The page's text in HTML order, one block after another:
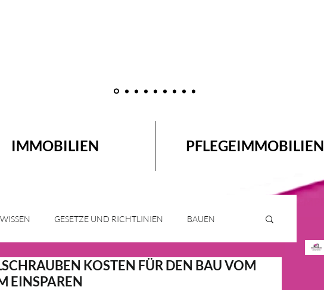
IMMOBILIEN PFLEGEIMMOBILIEN
GESETZE UND RICHTLINIEN BAUEN
IMMOBILIENMARKT WOHNTRENDS
KOSTEN FÜR DEN BAU VOM
EINSPAREN